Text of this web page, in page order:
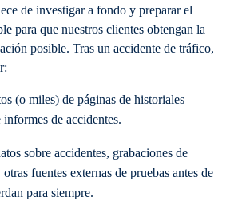
de investigar a fondo y preparar el
para que nuestros clientes obtengan la
posible. Tras un accidente de tráfico,
(o miles) de páginas de historiales
informes de accidentes.
sobre accidentes, grabaciones de
otras fuentes externas de pruebas antes de
para siempre.